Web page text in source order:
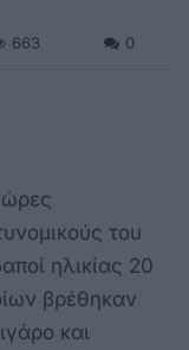
663 0
του
ηλικίας 20
βρέθηκαν
και